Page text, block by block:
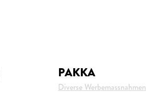
PAKKA
Diverse Werbemassnahmen